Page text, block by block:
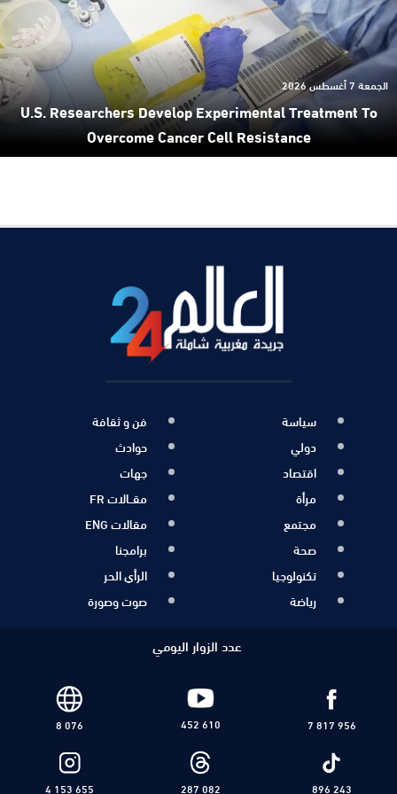
U.S. Researchers Develop Experimental Treatment To
Overcome Cancer Cell Resistance
الجمعة 7 أغسطس 2026
سياسة
دولي
اقتصاد
مرأة
مجتمع
صحة
تكنولوجيا
رياضة
فن و ثقافة
حوادث
جهات
مقــالات FR
مقالات ENG
برامجنا
الرأي الحر
صوت وصورة
عدد الزوار اليومي
7 817 956
452 610
8 076
896 243
287 082
4 153 655